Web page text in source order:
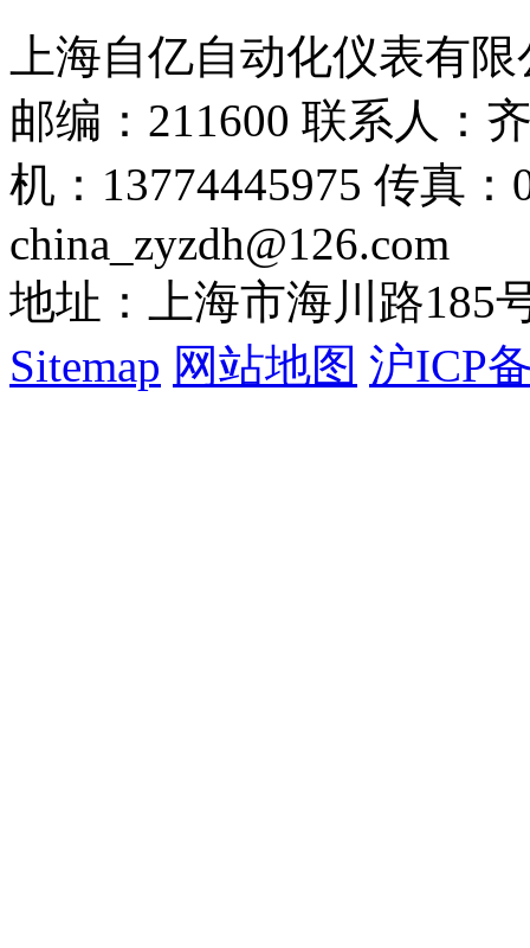
上海自亿自动化仪表有
邮编：211600 联系人：
机：13774445975 传真
china_zyzdh@126.com
地址：上海市海川路185
Sitemap 网站地图 沪ICP